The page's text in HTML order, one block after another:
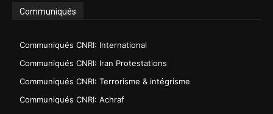
Communiqués
Communiqués CNRI: International
Communiqués CNRI: Iran Protestations
Communiqués CNRI: Terrorisme & intégrisme
Communiqués CNRI: Achraf